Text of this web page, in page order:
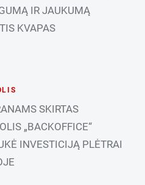
IR JAUKUMĄ
KVAPAS
SKIRTAS
„BACKOFFICE“
INVESTICIJĄ PLĖTRAI